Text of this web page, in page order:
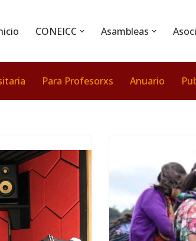
CONEICC Asambleas
Para Profesorxs Anuario